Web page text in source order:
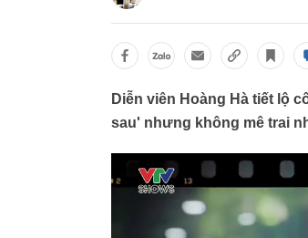
Diễn viên Hoàng Hà tiết lộ
sau' nhưng không mê trai